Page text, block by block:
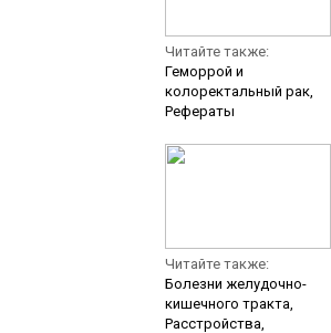
Читайте также:
Геморрой и
колоректальный рак,
Рефераты
Читайте также:
Болезни желудочно-
кишечного тракта,
Расстройства,